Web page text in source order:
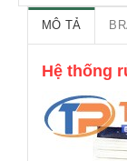
MÔ TẢ
Hệ thống